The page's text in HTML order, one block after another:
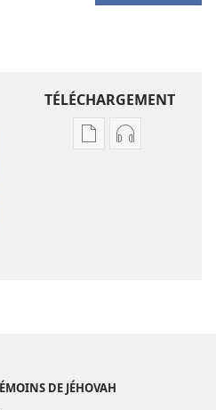
TÉLÉCHARGEMENT
OptionsOptions
DE JÉHOVAH